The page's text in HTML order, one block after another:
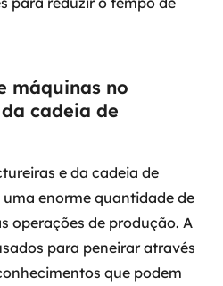
máquinas no
cadeia de
e da cadeia de
enorme quantidade de
operações de produção. A
para peneirar através
que podem